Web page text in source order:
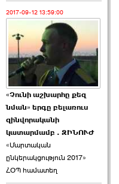
2017-09-12 13:59:00
«Չունի աշխարհը քեզ
նման» երգը բելառուս
զինվորականի
կատարմամբ . ԶԻՆՈՒԺ
«Մարտական
ընկերակցություն 2017»
ՀՕՊ համատեղ